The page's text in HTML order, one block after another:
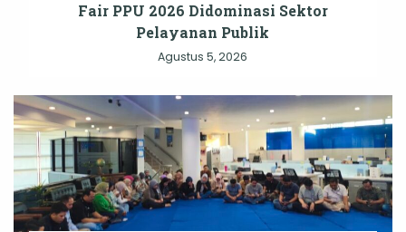
Fair PPU 2026 Didominasi Sektor
Pelayanan Publik
Agustus 5, 2026